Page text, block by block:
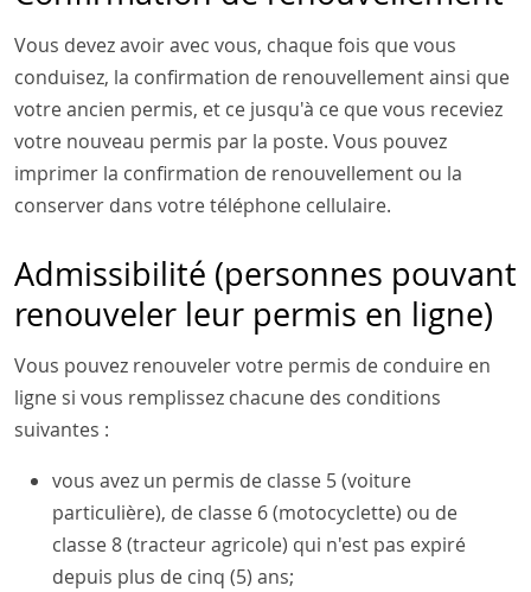
Vous devez avoir avec vous, chaque fois que vous
conduisez, la confirmation de renouvellement ainsi que
votre ancien permis, et ce jusqu'à ce que vous receviez
votre nouveau permis par la poste. Vous pouvez
imprimer la confirmation de renouvellement ou la
conserver dans votre téléphone cellulaire.
Admissibilité (personnes pouvant
renouveler leur permis en ligne)
Vous pouvez renouveler votre permis de conduire en
ligne si vous remplissez chacune des conditions
suivantes :
vous avez un permis de classe 5 (voiture
particulière), de classe 6 (motocyclette) ou de
classe 8 (tracteur agricole)­ qui n'est pas expiré
depuis plus de cinq (5) ans;